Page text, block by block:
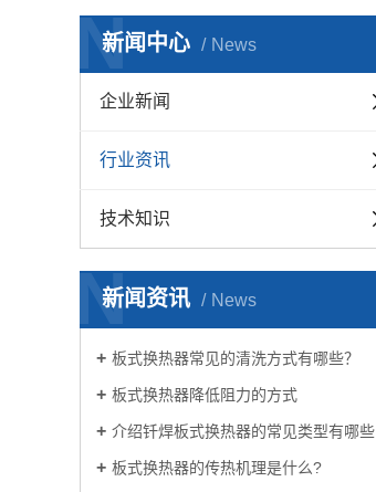
新闻中心 News
N
企业新闻
行业资讯
技术知识
新闻资讯 News
N
板式换热器常见的清洗方式有哪些？
板式换热器降低阻力的方式
介绍钎焊板式换热器的常见类型有哪些
板式换热器的传热机理是什么?